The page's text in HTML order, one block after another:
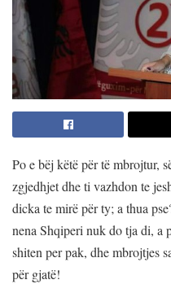
Po e bëj këtë për të mbrojtur,
zgjedhjet dhe ti vazhdon te
dicka te mirë për ty; a thua
nena Shqiperi nuk do tja di, a
shiten per pak, dhe mbrojtjes
për gjatë!